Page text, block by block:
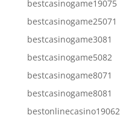
bestcasinogame19075
bestcasinogame25071
bestcasinogame3081
bestcasinogame5082
bestcasinogame8071
bestcasinogame8081
bestonlinecasino19062